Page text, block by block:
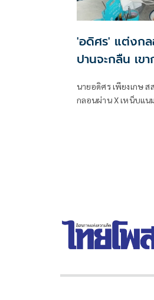
'อดิศร' แต่งกล
ปานจะกลืน เขา
นายอดิศร เพียงเกษ
กลอนผ่าน X เหน็บแน